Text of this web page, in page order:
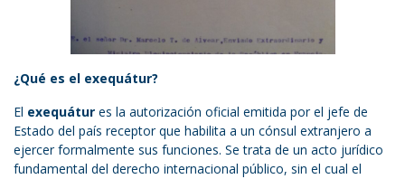
¿Qué es el exequátur?
El exequátur es la autorización oficial emitida por el jefe de
Estado del país receptor que habilita a un cónsul extranjero a
ejercer formalmente sus funciones. Se trata de un acto jurídico
fundamental del derecho internacional público, sin el cual el